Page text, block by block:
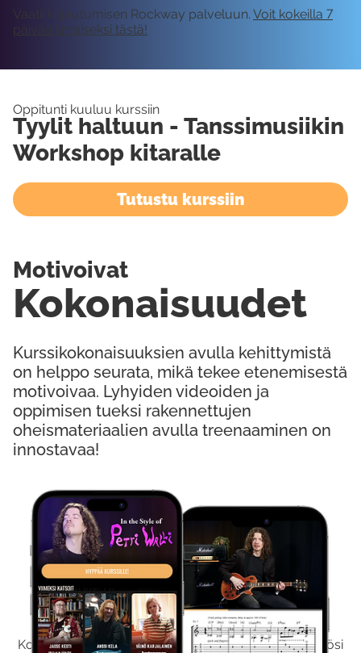
Kokeile Ilmaiseksi
Kokeilemalla ilmaiseksi saat koko sisältömme käyttöösi
Vaatii kirjautumisen Rockway palveluun. Voit kokeilla 7
päivää ilmaiseksi tästä!
Oppitunti kuuluu kurssiin
Tyylit haltuun - Tanssimusiikin
Workshop kitaralle
Tutustu kurssiin
Kurssikokonaisuuksien avulla kehittymistä
on helppo seurata, mikä tekee etenemisestä
motivoivaa. Lyhyiden videoiden ja
oppimisen tueksi rakennettujen
oheismateriaalien avulla treenaaminen on
innostavaa!
Kokonaisuudet
Motivoivat